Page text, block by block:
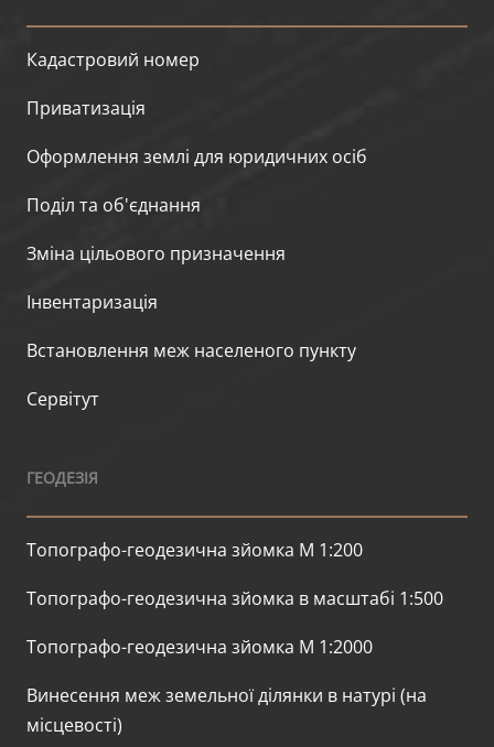
Кадастровий номер
Приватизація
Оформлення землі для юридичних осіб
Поділ та об'єднання
Зміна цільового призначення
Інвентаризація
Встановлення меж населеного пункту
Сервітут
ГЕОДЕЗІЯ
Топографо-геодезична зйомка М 1:200
Топографо-геодезична зйомка в масштабі 1:500
Топографо-геодезична зйомка М 1:2000
Винесення меж земельної ділянки в натурі (на
місцевості)